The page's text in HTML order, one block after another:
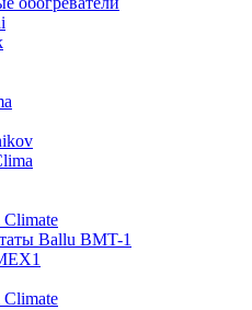
Climate
Ballu BMT-1
Climate